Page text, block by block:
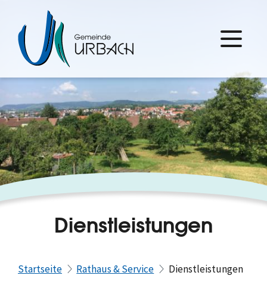
Dienstleistungen
Startseite Rathaus & Service Dienstleistungen